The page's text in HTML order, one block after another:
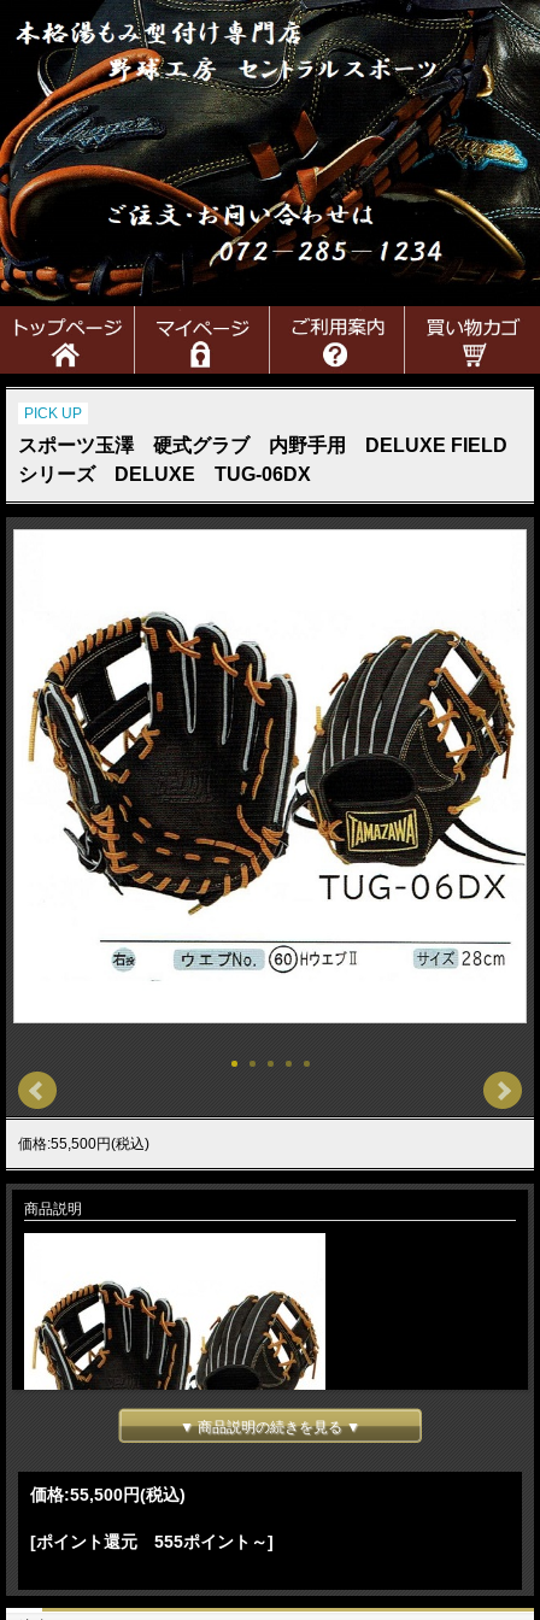
PICK UP
スポーツ玉澤 硬式グラブ 内野手用 DELUXE FIELD
シリーズ DELUXE TUG-06DX
価格:55,500円(税込)
商品説明
湯もみ型付け(10,000円/税別）を無料で加工致します。
TAMAZAWA DELUXE
スポーツ玉澤
▼ 商品説明の続きを見る ▼
価格:55,500円(税込)
[ポイント還元 555ポイント～]